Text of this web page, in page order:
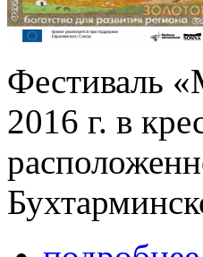
Фестиваль
2016 г. в